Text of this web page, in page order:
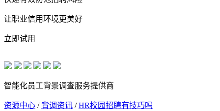
让职业信用环境更美好
立即试用
智能化员工背景调查服务提供商
资源中心 / 背调资讯 /HR校园招聘有技巧吗